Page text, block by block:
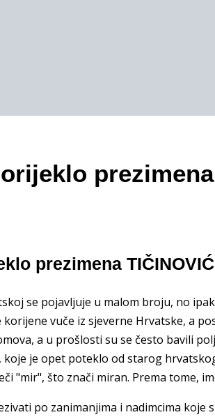
prezimena
prezimena TIČINOVIĆ
se pojavljuje u malom broju, no
vuče iz sjeverne Hrvatske, a
a u prošlosti su se često bavili
koje je opet poteklo od starog
"mir", što znači miran. Prema tome,
po zanimanjima i nadimcima koje